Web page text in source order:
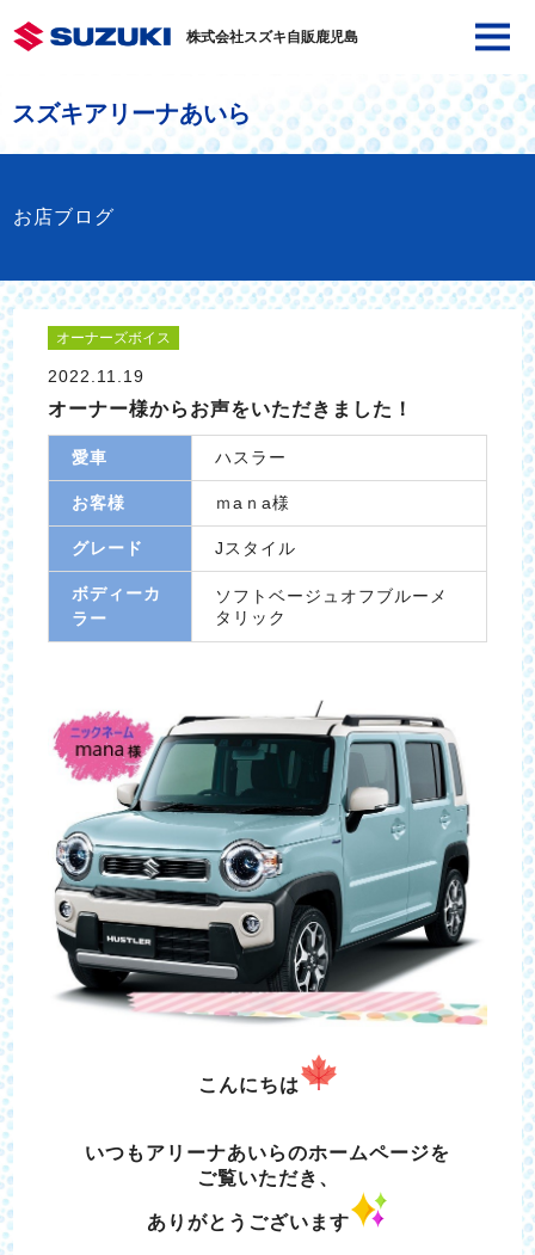
株式会社スズキ自販鹿児島
スズキアリーナあいら
お店ブログ
オーナーズボイス
2022.11.19
オーナー様からお声をいただきました！
愛車 ハスラー
お客様 ｍaｎa様
グレード Jスタイル
ボディーカ
ラー
ソフトベージュオフブルーメ
タリック
こんにちは
いつもアリーナあいらのホームページを
ご覧いただき、
ありがとうございます